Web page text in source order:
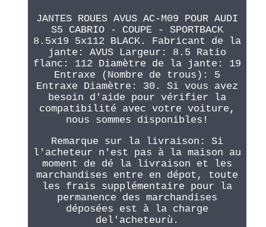
JANTES ROUES AVUS AC-M09 POUR AUDI
S5 CABRIO - COUPE - SPORTBACK
8.5x19 5x112 BLACK. Fabricant de la
jante: AVUS Largeur: 8.5 Ratio
flanc: 112 Diamètre de la jante: 19
Entraxe (Nombre de trous): 5
Entraxe Diamètre: 30. Si vous avez
besoin d'aide pour vérifier la
compatibilité avec votre voiture,
nous sommes disponibles!
Remarque sur la livraison: Si
l'acheteur n'est pas à la maison au
moment de dé la livraison et les
marchandises entre en dépot, toute
les frais supplémentaire pour la
permanence des marchandises
déposées est à la charge
del'acheteurù.